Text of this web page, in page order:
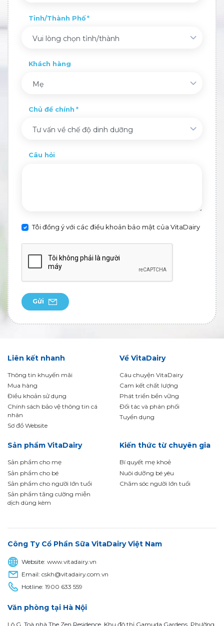
Tỉnh/Thành Phố
Vui lòng chọn tỉnh/thành
Khách hàng
Mẹ
Chủ đề chính
Tư vấn về chế độ dinh dưỡng
Câu hỏi
Tôi đồng ý với các điều khoản bảo mật của VitaDairy
Gửi
Liên kết nhanh
Thông tin khuyến mãi
Mua hàng
Điều khoản sử dụng
Chính sách bảo vệ thông tin cá
nhân
Sơ đồ Website
Về VitaDairy
Câu chuyện VitaDairy
Cam kết chất lượng
Phát triển bền vững
Đối tác và phân phối
Tuyển dụng
Sản phẩm VitaDairy
Sản phẩm cho mẹ
Sản phẩm cho bé
Sản phẩm cho người lớn tuổi
Sản phẩm tăng cường miễn
dịch dùng kèm
Kiến thức từ chuyên gia
Bí quyết mẹ khoẻ
Nuôi dưỡng bé yêu
Chăm sóc người lớn tuổi
Công Ty Cổ Phần Sữa VitaDairy Việt Nam
Website:www.vitadairy.vn
Email:cskh@vitadairy.com.vn
Hotline:1900 633 559
Văn phòng tại Hà Nội
Lô G, Toà nhà The Zen Residence, Khu đô thị Gamuda Gardens, Phường